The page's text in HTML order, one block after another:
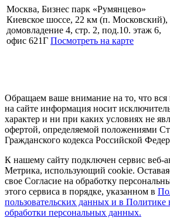
Москва, Бизнес парк «Румянцево»
Киевское шоссе, 22 км (п. Московский),
домовладение 4, стр. 2, под.10. этаж 6,
офис 621Г Посмотреть на карте
Обращаем ваше внимание на то, что вся
на сайте информация носит
характер и ни при каких условиях не
офертой, определяемой положениями
Гражданского кодекса Российской
К нашему сайту подключен сервис веб-
Метрика, использующий cookie.
свое Согласие на обработку
этого сервиса в порядке, указанном в
пользовательских данных и в
обработки персональных данных.